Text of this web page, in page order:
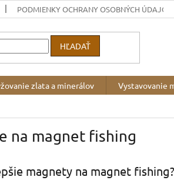
PODMIENKY OCHRANY OSOBNÝCH ÚDAJOV
HĽADAŤ
zlata a minerálov Vystavovanie
na magnet fishing
magnety na magnet fishing?